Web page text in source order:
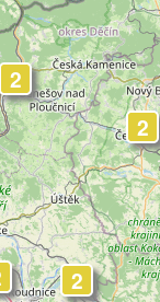
2
2
2